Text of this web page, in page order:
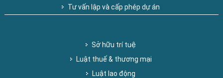
Tư vấn lập và cấp phép dự án
Sở hữu trí tuệ
Luật thuế & thương mại
Luật lao động